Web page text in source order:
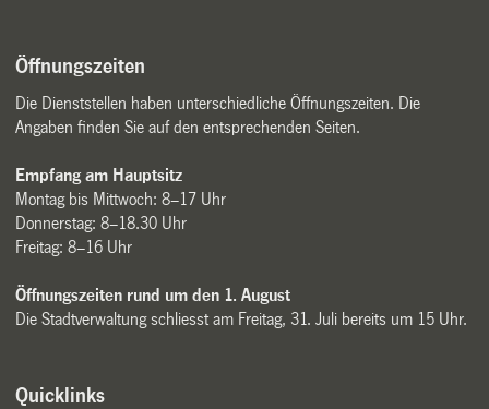
Öffnungszeiten
Die Dienststellen haben unterschiedliche Öffnungszeiten. Die
Angaben finden Sie auf den entsprechenden Seiten.
Empfang am Hauptsitz
Montag bis Mittwoch: 8–17 Uhr
Donnerstag: 8–18.30 Uhr
Freitag: 8–16 Uhr
Öffnungszeiten rund um den 1. August
Die Stadtverwaltung schliesst am Freitag, 31. Juli bereits um 15 Uhr.
Quicklinks